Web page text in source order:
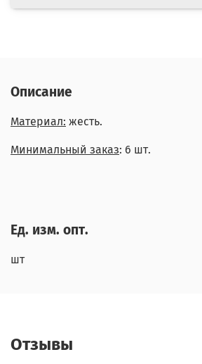
Описание
Материал: жесть.
Минимальный заказ: 6 шт.
Ед. изм. опт.
шт
Отзывы